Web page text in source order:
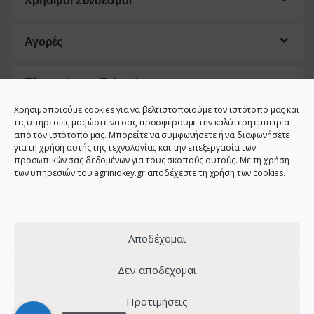
Χρησιμοποιούμε cookies για να βελτιστοποιούμε τον ιστότοπό μας και
τις υπηρεσίες μας ώστε να σας προσφέρουμε την καλύτερη εμπειρία
από τον ιστότοπό μας. Μπορείτε να συμφωνήσετε ή να διαφωνήσετε
για τη χρήση αυτής της τεχνολογίας και την επεξεργασία των
προσωπικών σας δεδομένων για τους σκοπούς αυτούς. Με τη χρήση
των υπηρεσιών του agriniokey.gr αποδέχεστε τη χρήση των cookies.
Αποδέχομαι
Δεν αποδέχομαι
Προτιμήσεις
Αγορές
Εξυπηρέτηση Πελατών
Έχετε κάποια ερώτηση;
2641023001 -
6980907808
© 2021 - Agrinio Key - All Rights Reserved | Κατασκευή